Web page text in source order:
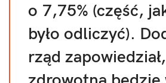
o 7,75% (część,
było odliczyć).
rząd